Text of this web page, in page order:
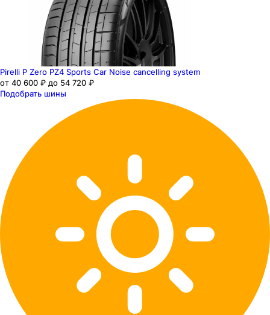
Pirelli P Zero PZ4 Sports Car Noise cancelling system
от 40 600 ₽ до 54 720 ₽
Подобрать шины